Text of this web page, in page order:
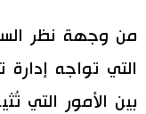
من وجهة نظر
التي تواجه إدارة
بين الأمور التي